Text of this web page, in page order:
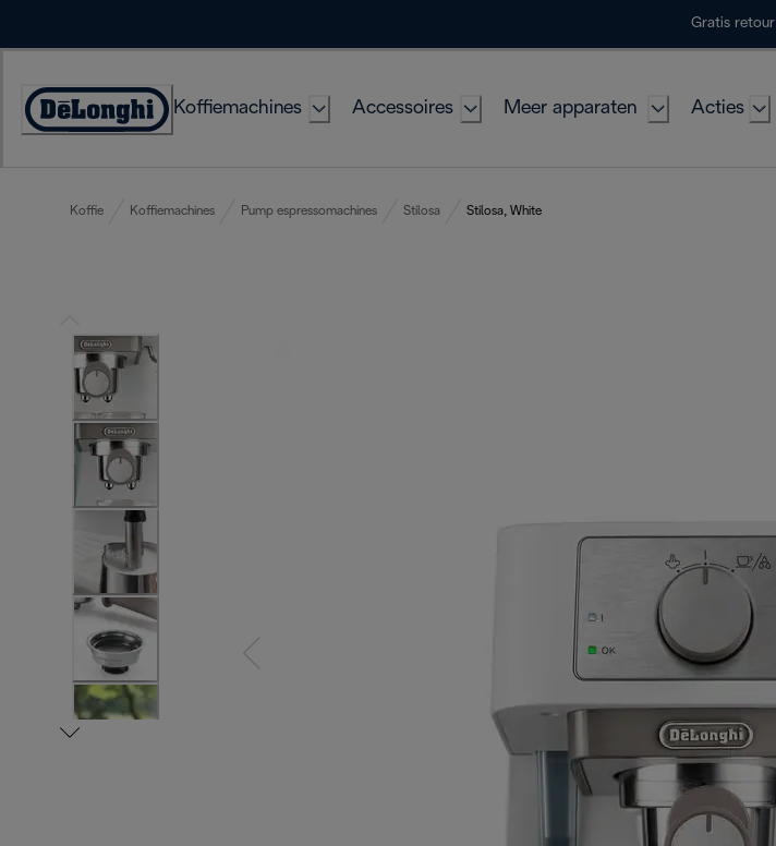
Gratis retour
Accessibility
Koffiemachines Accessoires Meer apparaten Acties
Koffie Koffiemachines Pump espressomachines Stilosa Stilosa, White